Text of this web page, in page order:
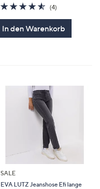
4.5
von
(4)4
In den Warenkorb
SALE
EVA LUTZ Jeanshose Efi lange